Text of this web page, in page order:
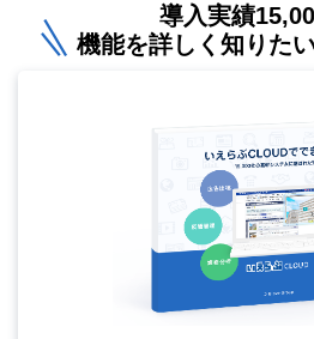
導入実績
機能を詳しく知りた